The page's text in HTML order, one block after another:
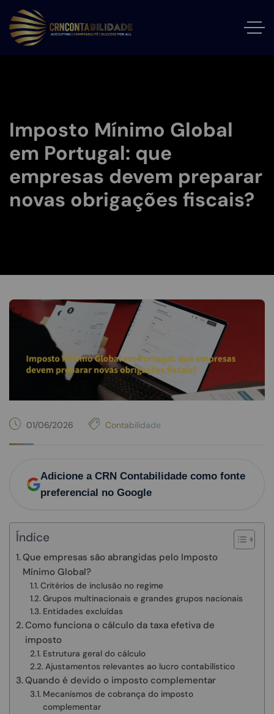
Imposto Mínimo Global
em Portugal: que
empresas devem preparar
novas obrigações fiscais?
01/06/2026 Contabilidade
Adicione a CRN Contabilidade como fonte
preferencial no Google
Índice
Que empresas são abrangidas pelo Imposto
Mínimo Global?
Critérios de inclusão no regime
Grupos multinacionais e grandes grupos nacionais
Entidades excluídas
Como funciona o cálculo da taxa efetiva de
imposto
Estrutura geral do cálculo
Ajustamentos relevantes ao lucro contabilístico
Quando é devido o imposto complementar
Mecanismos de cobrança do imposto
complementar